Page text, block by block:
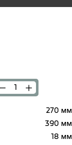
270 мм
390 мм
18 мм